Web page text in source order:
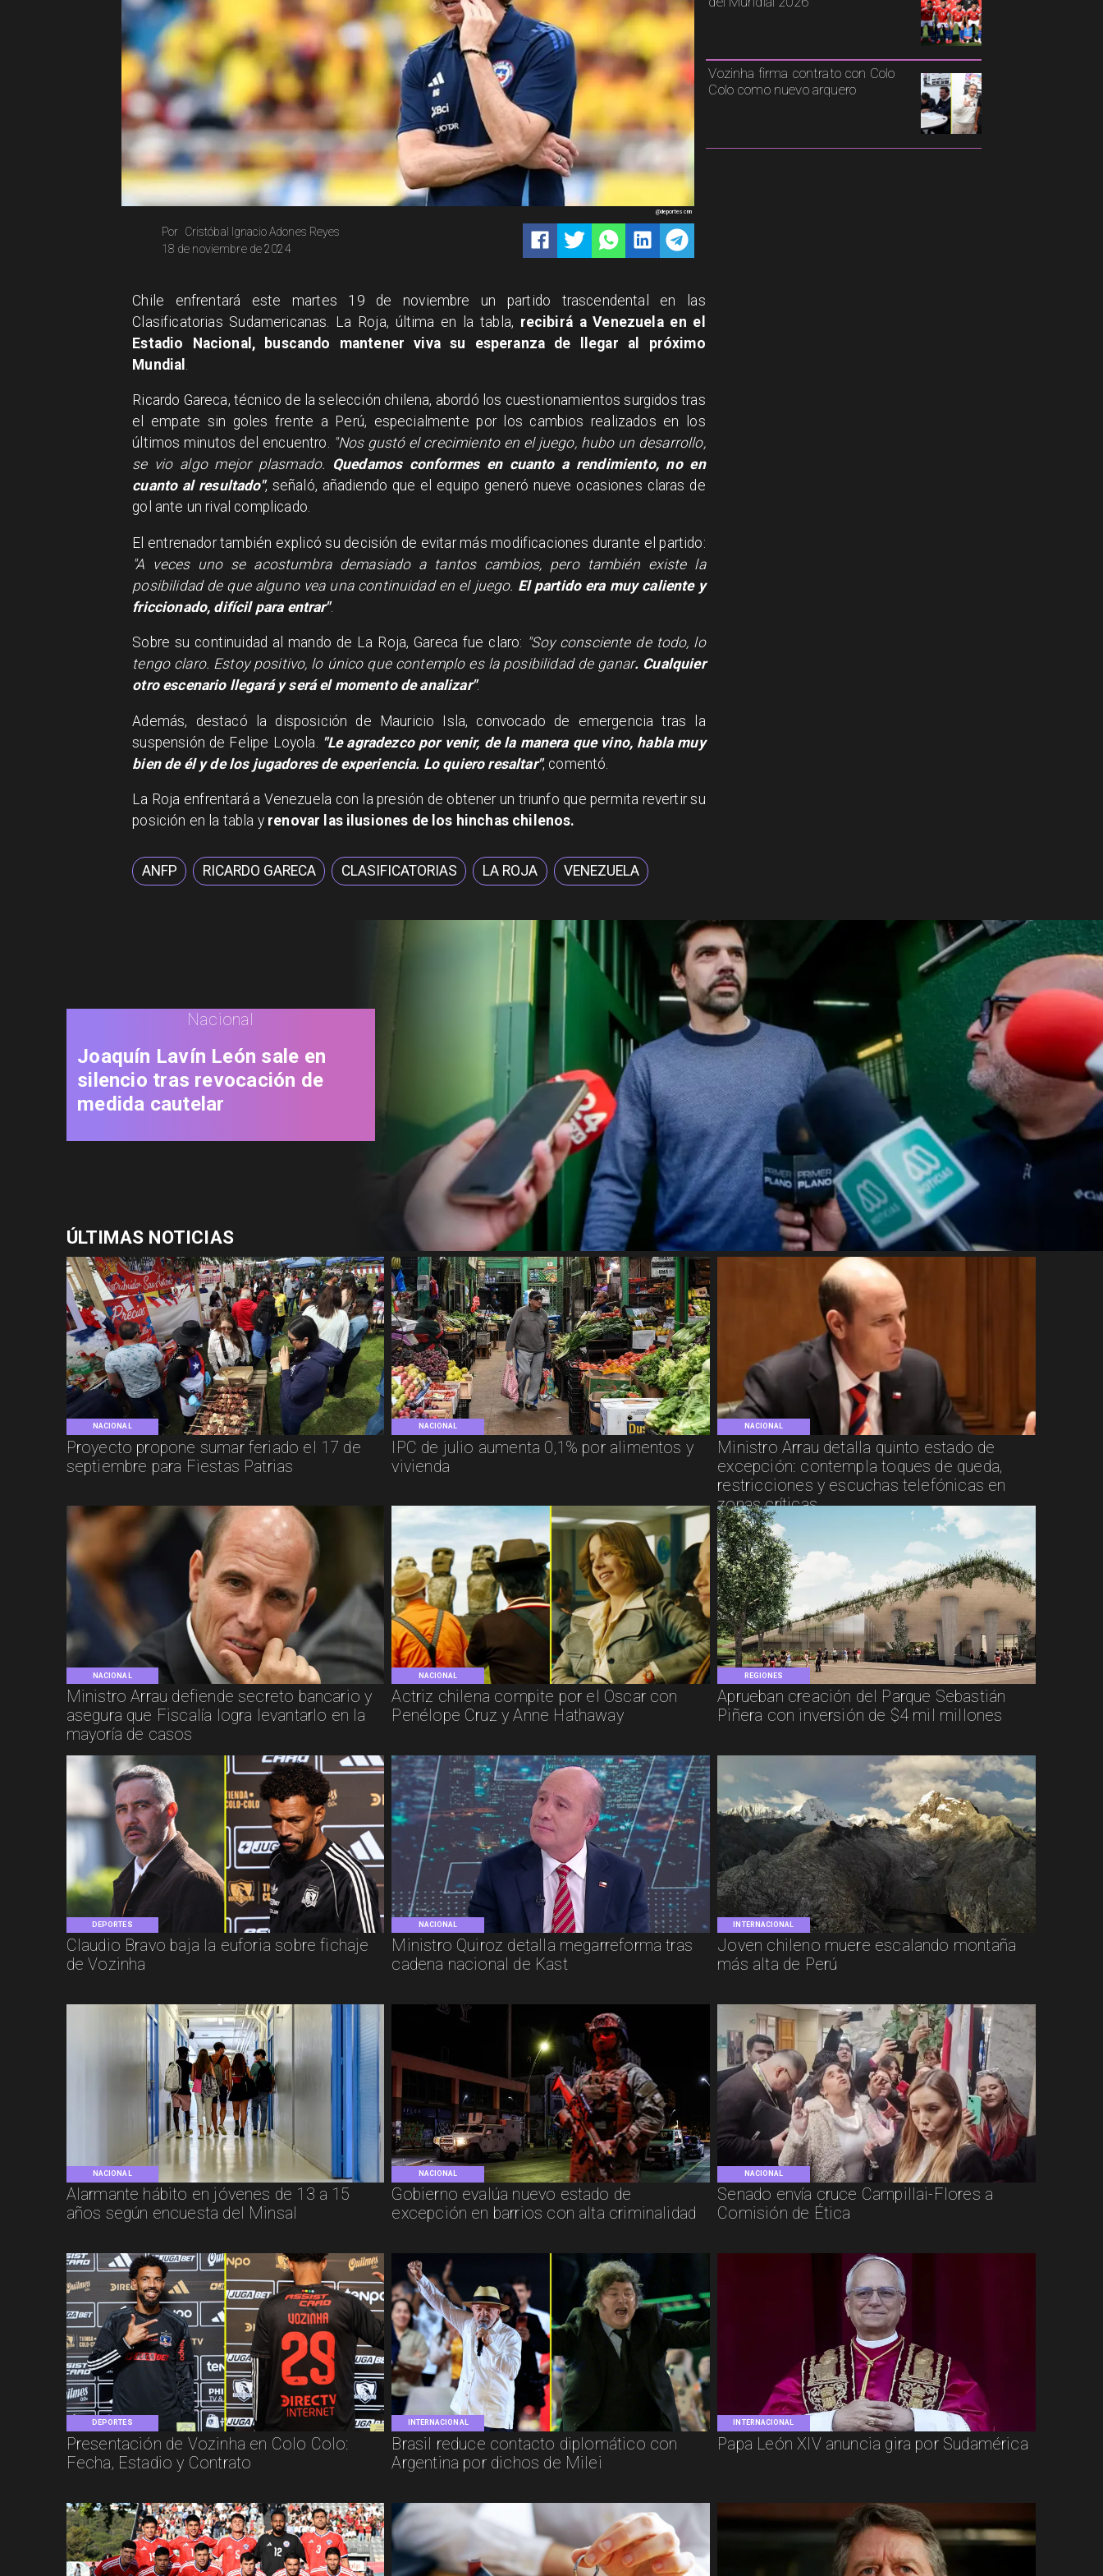
Cristóbal Ignacio Adones Reyes
Por
18 de noviembre de 2024
@deportescnn
Vozinha firma contrato con Colo
Colo como nuevo arquero
Chile enfrentará este martes 19 de noviembre un partido trascendental en las
Clasificatorias Sudamericanas. La Roja, última en la tabla, recibirá a Venezuela en el
Estadio Nacional, buscando mantener viva su esperanza de llegar al próximo
Mundial
Ricardo Gareca, técnico de la selección chilena, abordó los cuestionamientos surgidos tras
el empate sin goles frente a Perú, especialmente por los cambios realizados en los
últimos minutos del encuentro. "Nos gustó el crecimiento en el juego, hubo un desarrollo,
se vio algo mejor plasmado. Quedamos conformes en cuanto a rendimiento, no en
cuanto al resultado", señaló, añadiendo que el equipo generó nueve ocasiones claras de
gol ante un rival complicado.
El entrenador también explicó su decisión de evitar más modificaciones durante el partido:
"A veces uno se acostumbra demasiado a tantos cambios, pero también existe la
posibilidad de que alguno vea una continuidad en el juego. El partido era muy caliente y
friccionado, difícil para entrar".
Sobre su continuidad al mando de La Roja, Gareca fue claro: "Soy consciente de todo, lo
tengo claro. Estoy positivo, lo único que contemplo es la posibilidad de ganar. Cualquier
otro escenario llegará y será el momento de analizar".
Además, destacó la disposición de Mauricio Isla, convocado de emergencia tras la
suspensión de Felipe Loyola. "Le agradezco por venir, de la manera que vino, habla muy
bien de él y de los jugadores de experiencia. Lo quiero resaltar", comentó.
La Roja enfrentará a Venezuela con la presión de obtener un triunfo que permita revertir su
posición en la tabla y renovar las ilusiones de los hinchas chilenos.
ANFP RICARDO GARECA CLASIFICATORIAS LA ROJA VENEZUELA
NACIONAL
Proyecto propone sumar feriado el 17 de
septiembre para Fiestas Patrias
NACIONAL
IPC de julio aumenta 0,1% por alimentos y
vivienda
NACIONAL
Ministro Arrau detalla quinto estado de
excepción: contempla toques de queda,
restricciones y escuchas telefónicas en
zonas críticas
NACIONAL
Ministro Arrau defiende secreto bancario y
asegura que Fiscalía logra levantarlo en la
mayoría de casos
NACIONAL
Actriz chilena compite por el Oscar con
Penélope Cruz y Anne Hathaway
REGIONES
Aprueban creación del Parque Sebastián
Piñera con inversión de $4 mil millones
DEPORTES
Claudio Bravo baja la euforia sobre fichaje
de Vozinha
NACIONAL
Ministro Quiroz detalla megarreforma tras
cadena nacional de Kast
INTERNACIONAL
Joven chileno muere escalando montaña
más alta de Perú
NACIONAL
Alarmante hábito en jóvenes de 13 a 15
años según encuesta del Minsal
NACIONAL
Gobierno evalúa nuevo estado de
excepción en barrios con alta criminalidad
NACIONAL
Senado envía cruce Campillai-Flores a
Comisión de Ética
DEPORTES
Presentación de Vozinha en Colo Colo:
Fecha, Estadio y Contrato
INTERNACIONAL
Brasil reduce contacto diplomático con
Argentina por dichos de Milei
INTERNACIONAL
Papa León XIV anuncia gira por Sudamérica
Nacional
Joaquín Lavín León sale en
silencio tras revocación de
medida cautelar
ÚLTIMAS NOTICIAS